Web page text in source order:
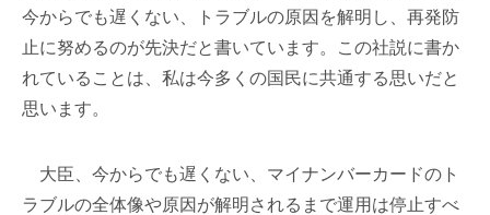
今からでも遅くない、トラブルの原因を解明し、再発防
止に努めるのが先決だと書いています。この社説に書か
れていることは、私は今多くの国民に共通する思いだと
思います。
大臣、今からでも遅くない、マイナンバーカードのト
ラブルの全体像や原因が解明されるまで運用は停止すべ